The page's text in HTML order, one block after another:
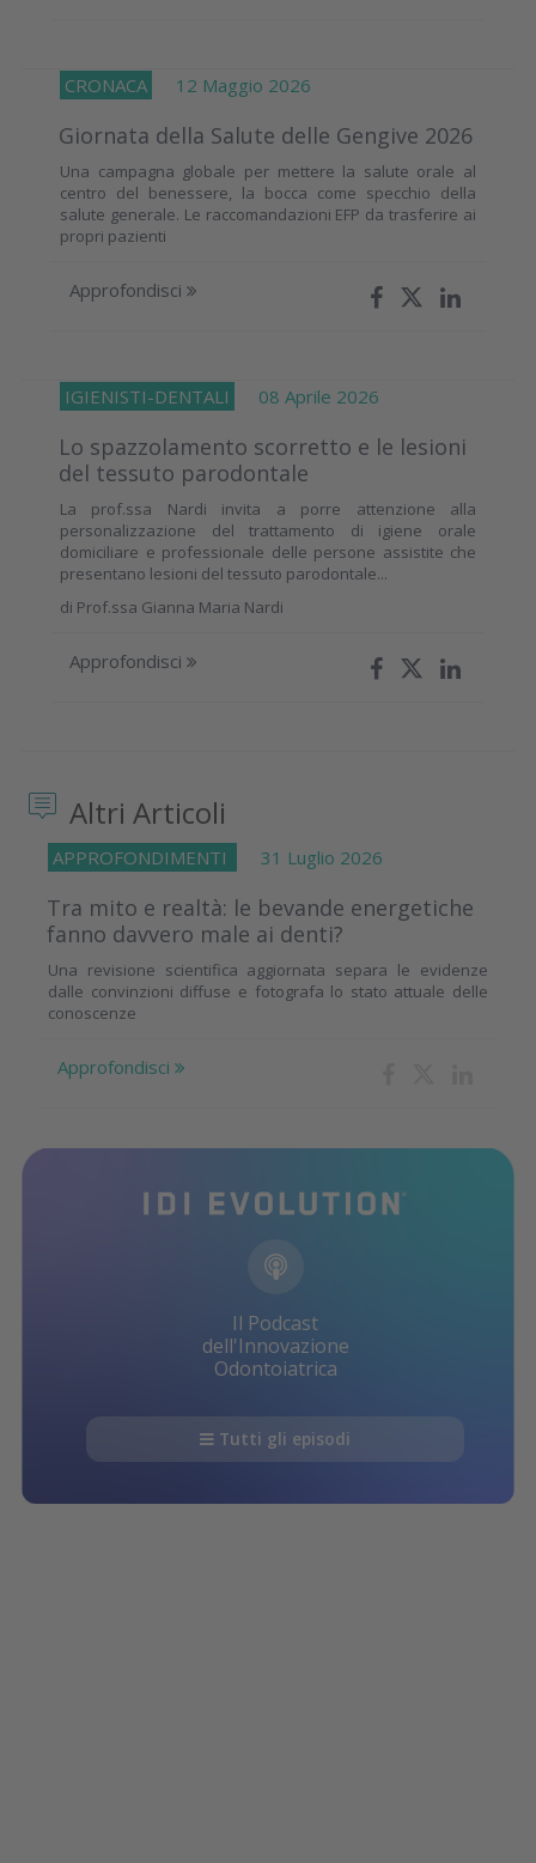
CRONACA 12 Maggio 2026
Giornata della Salute delle Gengive 2026
Una campagna globale per mettere la salute orale al
centro del benessere, la bocca come specchio della
salute generale. Le raccomandazioni EFP da trasferire ai
propri pazienti
Approfondisci
IGIENISTI-DENTALI 08 Aprile 2026
Lo spazzolamento scorretto e le lesioni
del tessuto parodontale
La prof.ssa Nardi invita a porre attenzione alla
personalizzazione del trattamento di igiene orale
domiciliare e professionale delle persone assistite che
presentano lesioni del tessuto parodontale...
di Prof.ssa Gianna Maria Nardi
Approfondisci
Altri Articoli
APPROFONDIMENTI 31 Luglio 2026
Tra mito e realtà: le bevande energetiche
fanno davvero male ai denti?
Una revisione scientifica aggiornata separa le evidenze
dalle convinzioni diffuse e fotografa lo stato attuale delle
conoscenze
Approfondisci
Il Podcast
dell'Innovazione
Odontoiatrica
Tutti gli episodi